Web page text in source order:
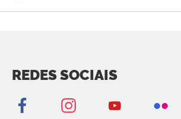
REDES SOCIAIS